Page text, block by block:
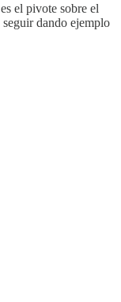
el pivote sobre el
dando ejemplo